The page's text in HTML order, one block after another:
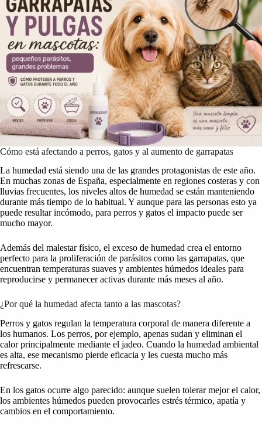
Cómo está afectando a perros, gatos y al aumento de garrapatas
La humedad está siendo una de las grandes protagonistas de este año.
En muchas zonas de España, especialmente en regiones costeras y con
lluvias frecuentes, los niveles altos de humedad se están manteniendo
durante más tiempo de lo habitual. Y aunque para las personas esto ya
puede resultar incómodo, para perros y gatos el impacto puede ser
mucho mayor.
Además del malestar físico, el exceso de humedad crea el entorno
perfecto para la proliferación de parásitos como las garrapatas, que
encuentran temperaturas suaves y ambientes húmedos ideales para
reproducirse y permanecer activas durante más meses al año.
¿Por qué la humedad afecta tanto a las mascotas?
Perros y gatos regulan la temperatura corporal de manera diferente a
los humanos. Los perros, por ejemplo, apenas sudan y eliminan el
calor principalmente mediante el jadeo. Cuando la humedad ambiental
es alta, ese mecanismo pierde eficacia y les cuesta mucho más
refrescarse.
En los gatos ocurre algo parecido: aunque suelen tolerar mejor el calor,
los ambientes húmedos pueden provocarles estrés térmico, apatía y
cambios en el comportamiento.